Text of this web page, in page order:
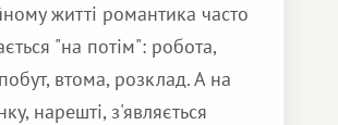
житті романтика часто
"на потім": робота,
втома, розклад. А на
нарешті, з'являється